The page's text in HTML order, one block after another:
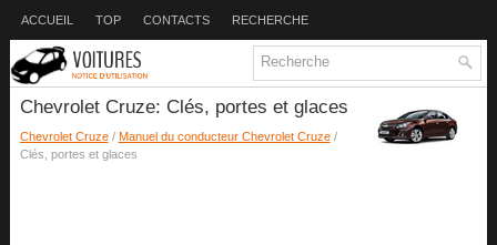
ACCUEIL TOP CONTACTS RECHERCHE
Chevrolet Cruze: Clés, portes et glaces
Chevrolet Cruze/ Manuel du conducteur Chevrolet Cruze/
Clés, portes et glaces